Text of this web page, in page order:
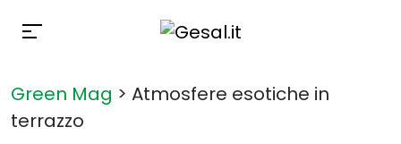
Green Mag > Atmosfere esotiche in
terrazzo